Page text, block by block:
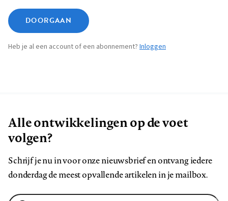
DOORGAAN
Heb je al een account of een abonnement? Inloggen
Alle ontwikkelingen op de voet
volgen?
Schrijf je nu in voor onze nieuwsbrief en ontvang iedere
donderdag de meest opvallende artikelen in je mailbox.